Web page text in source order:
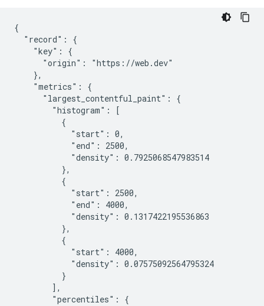
{
  "record": {
    "key": {
      "origin": "https://web.dev"
    },
    "metrics": {
      "largest_contentful_paint": {
        "histogram": [
          {
            "start": 0,
            "end": 2500,
            "density": 0.7925068547983514
          },
          {
            "start": 2500,
            "end": 4000,
            "density": 0.1317422195536863
          },
          {
            "start": 4000,
            "density": 0.07575092564795324
          }
        ],
        "percentiles": {